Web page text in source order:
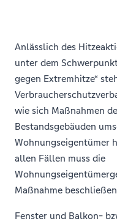
Anlässlich des
unter dem
gegen Extremhitze“
wie sich Maßnahmen
Bestandsgebäuden
Wohnungseigentümer
allen Fällen muss die
Maßnahme
Fenster und Balkon-